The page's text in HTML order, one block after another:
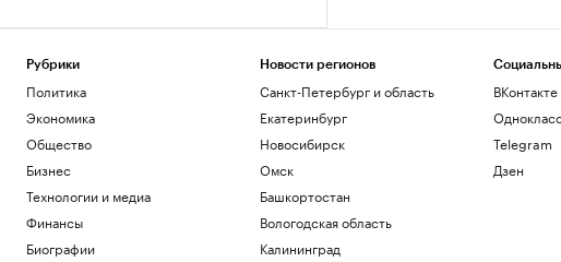
Рубрики
Политика
Экономика
Общество
Бизнес
Технологии и медиа
Финансы
Биографии
Новости регионов
Санкт-Петербург и область
Екатеринбург
Новосибирск
Омск
Башкортостан
Вологодская область
Калининград
ВКонтакте
Telegram
Дзен